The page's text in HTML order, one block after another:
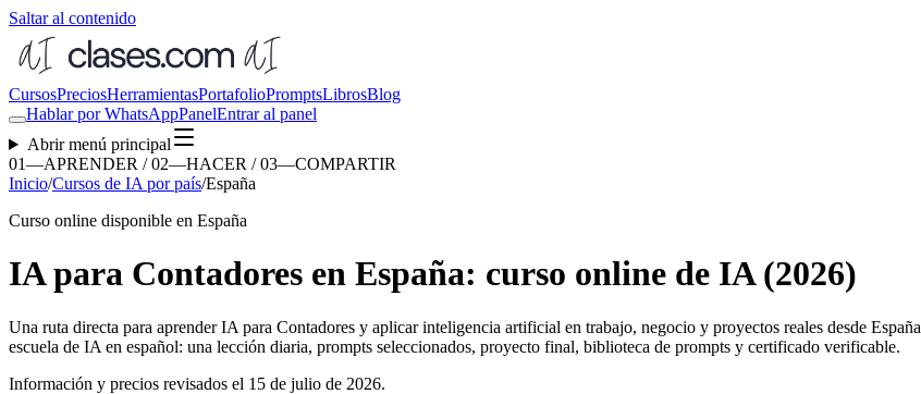
Saltar al contenido
CursosPreciosHerramientasPortafolioPromptsLibrosBlog
Hablar por WhatsAppPanelEntrar al panel
Abrir menú principal
01—APRENDER / 02—HACER / 03—COMPARTIR
Inicio/Cursos de IA por país/España
Curso online disponible en España
IA para Contadores en España: curso online de IA (2026)
Una ruta directa para aprenderIA para Contadores y aplicar inteligencia artificial en trabajo, negocio y proyectos reales desde España
escuela de IA en español: una lección diaria, prompts seleccionados, proyecto final, biblioteca de prompts y certificado verificable.
Información y precios revisados el 15 de julio de 2026.